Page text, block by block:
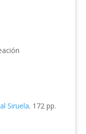
Siruela. 172 pp.